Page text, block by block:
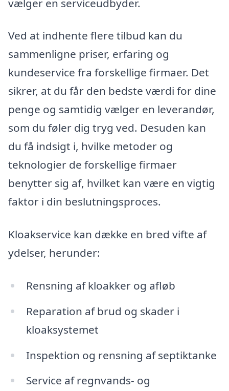
vælger en serviceudbyder.
Ved at indhente flere tilbud kan du
sammenligne priser, erfaring og
kundeservice fra forskellige firmaer. Det
sikrer, at du får den bedste værdi for dine
penge og samtidig vælger en leverandør,
som du føler dig tryg ved. Desuden kan
du få indsigt i, hvilke metoder og
teknologier de forskellige firmaer
benytter sig af, hvilket kan være en vigtig
faktor i din beslutningsproces.
Kloakservice kan dække en bred vifte af
ydelser, herunder:
Rensning af kloakker og afløb
Reparation af brud og skader i
kloaksystemet
Inspektion og rensning af septiktanke
Service af regnvands- og